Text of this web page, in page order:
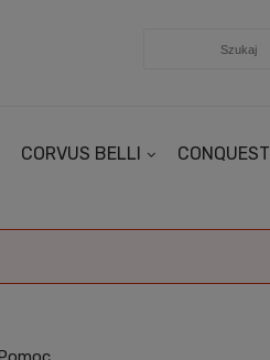
CORVUS BELLI CONQUEST